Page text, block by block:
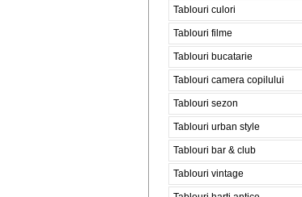
Tablouri culori
Tablouri filme
Tablouri bucatarie
Tablouri camera copilului
Tablouri sezon
Tablouri urban style
Tablouri bar & club
Tablouri vintage